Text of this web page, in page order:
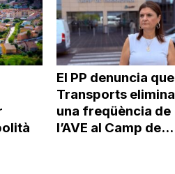
El PP denuncia que
Transports elimina
una freqüència de
l’AVE al Camp de...